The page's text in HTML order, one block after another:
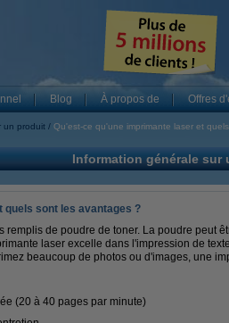
Blog À propos de Offres
un produit Qu'est-ce qu'une imprimante laser et
Information générale sur
quels sont les avantages ?
remplis de poudre de toner. La poudre peut
laser excelle dans l'impression de
beaucoup de photos ou d'images, une
(20 à 40 pages par minute)